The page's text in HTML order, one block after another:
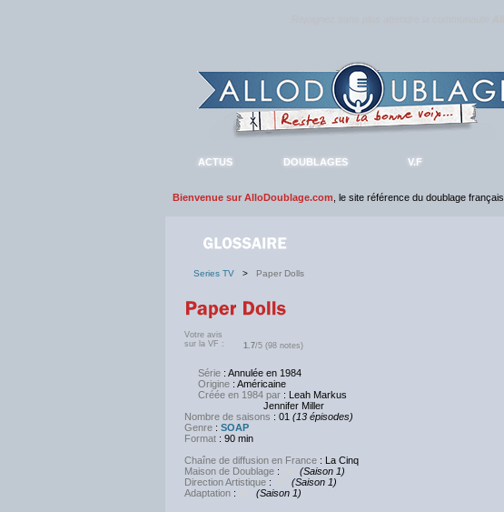
ACTUS DOUBLAGES V.F
Bienvenue sur AlloDoublage.com , le site référence du doublage français.
Series TV > Paper Dolls
Votre avis
sur la VF :
1.7/5 (98 notes)
Série : Annulée en 1984
Origine : Américaine
Créée en 1984 par : Leah Markus
Jennifer Miller
Nombre de saisons : 01 (13 épisodes)
Genre : SOAP
Format : 90 min
Chaîne de diffusion en France : La Cinq
Maison de Doublage :
(Saison 1)
Direction Artistique :
(Saison 1)
Adaptation : (Saison 1)